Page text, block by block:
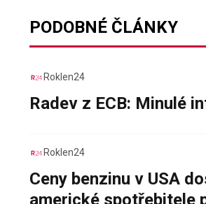
PODOBNÉ ČLÁNKY
Roklen24
Radev z ECB: Minulé
Roklen24
Ceny benzinu v USA
americké spotřebitele